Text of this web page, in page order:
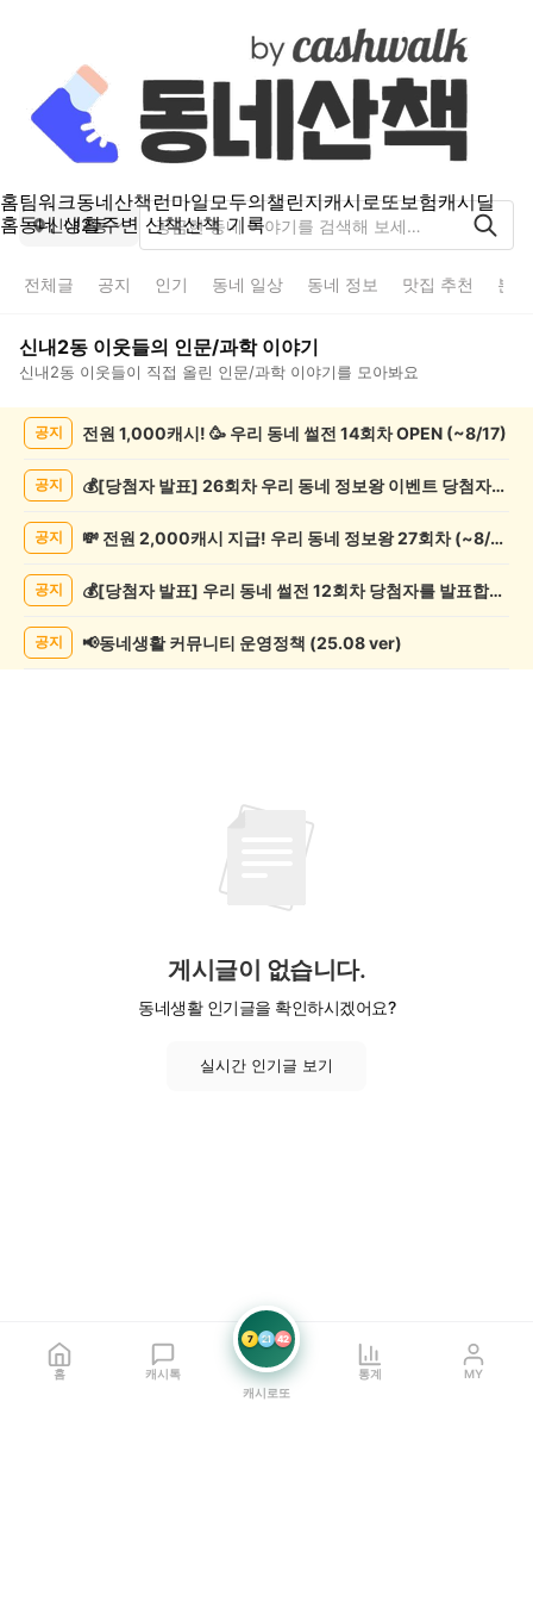
홈팀워크동네산책런마일모두의챌린지캐시로또보험캐시딜
홈동네 생활주변 산책산책 기록
신내2동
전체글 공지 인기 동네 일상 동네 정보 맛집 추천 분
신내2동 이웃들의 인문/과학이야기
신내2동 이웃들이 직접 올린 인문/과학 이야기를 모아봐요
문/
목
공지 전원 1,000캐시! 🥳 우리 동네 썰전 14회차 OPEN (~8/17)
공지 💰[당첨자 발표] 26회차 우리 동네 정보왕 이벤트 당첨자를 발표합니다!
공지 💸 전원 2,000캐시 지급! 우리 동네 정보왕 27회차 (~8/10)
공지 💰[당첨자 발표] 우리 동네 썰전 12회차 당첨자를 발표합니다!
공지 📢동네생활 커뮤니티 운영정책 (25.08 ver)
게시글이 없습니다.
동네생활 인기글을 확인하시겠어요?
실시간 인기글 보기
홈 캐시톡
7 21 42
캐시로또
통계 MY